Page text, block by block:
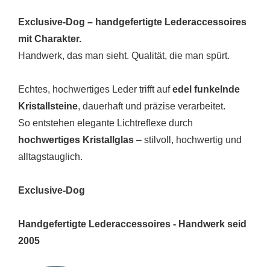
Exclusive-Dog – handgefertigte Lederaccessoires
mit Charakter.
Handwerk, das man sieht. Qualität, die man spürt.
Echtes, hochwertiges Leder trifft aufedel funkelnde
Kristallsteine, dauerhaft und präzise verarbeitet.
So entstehen elegante Lichtreflexe durch
hochwertiges Kristallglas – stilvoll, hochwertig und
alltagstauglich.
Exclusive-Dog
Handgefertigte Lederaccessoires - Handwerk seid
2005